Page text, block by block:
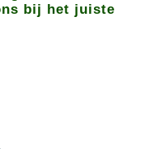
bij het juiste